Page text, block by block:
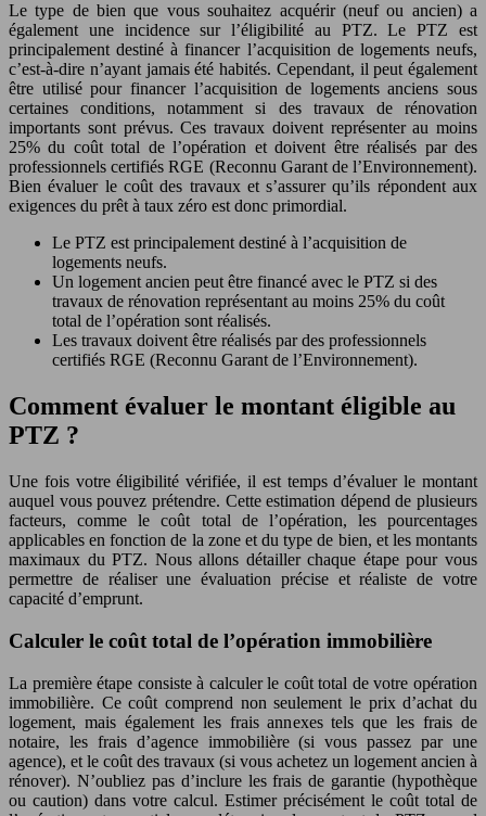
Le type de bien que vous souhaitez acquérir (neuf ou ancien) a
également une incidence sur l’éligibilité au PTZ. Le PTZ est
principalement destiné à financer l’acquisition de logements neufs,
c’est-à-dire n’ayant jamais été habités. Cependant, il peut également
être utilisé pour financer l’acquisition de logements anciens sous
certaines conditions, notamment si des travaux de rénovation
importants sont prévus. Ces travaux doivent représenter au moins
25% du coût total de l’opération et doivent être réalisés par des
professionnels certifiés RGE (Reconnu Garant de l’Environnement).
Bien évaluer le coût des travaux et s’assurer qu’ils répondent aux
exigences du prêt à taux zéro est donc primordial.
Le PTZ est principalement destiné à l’acquisition de
logements neufs.
Un logement ancien peut être financé avec le PTZ si des
travaux de rénovation représentant au moins 25% du coût
total de l’opération sont réalisés.
Les travaux doivent être réalisés par des professionnels
certifiés RGE (Reconnu Garant de l’Environnement).
Comment évaluer le montant éligible au
PTZ ?
Une fois votre éligibilité vérifiée, il est temps d’évaluer le montant
auquel vous pouvez prétendre. Cette estimation dépend de plusieurs
facteurs, comme le coût total de l’opération, les pourcentages
applicables en fonction de la zone et du type de bien, et les montants
maximaux du PTZ. Nous allons détailler chaque étape pour vous
permettre de réaliser une évaluation précise et réaliste de votre
capacité d’emprunt.
Calculer le coût total de l’opération immobilière
La première étape consiste à calculer le coût total de votre opération
immobilière. Ce coût comprend non seulement le prix d’achat du
logement, mais également les frais annexes tels que les frais de
notaire, les frais d’agence immobilière (si vous passez par une
agence), et le coût des travaux (si vous achetez un logement ancien à
rénover). N’oubliez pas d’inclure les frais de garantie (hypothèque
ou caution) dans votre calcul. Estimer précisément le coût total de